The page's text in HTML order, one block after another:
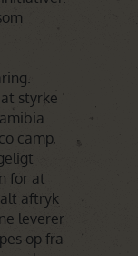
styrke
camp,
for at
aftryk
leverer
op fra